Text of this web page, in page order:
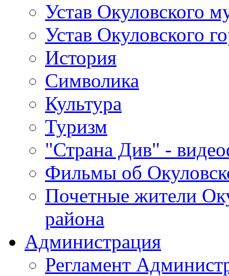
Устав Окуловского
Устав Окуловского
История
Символика
Культура
Туризм
"Страна Див" -
Фильмы об
Почетные жители
района
Администрация
Регламент